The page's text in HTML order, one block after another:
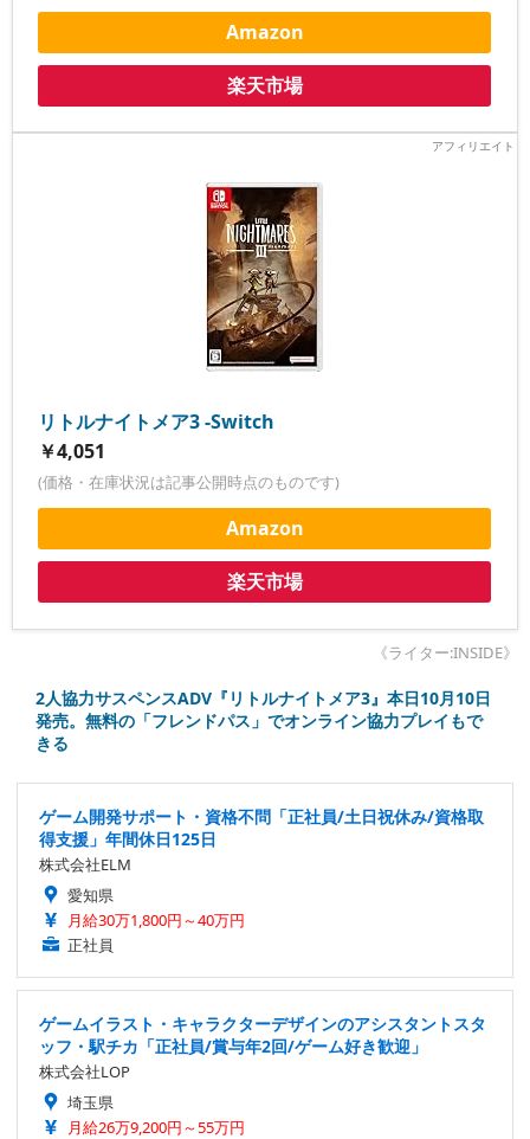
Amazon
楽天市場
リトルナイトメア3 -Switch
￥4,051
(価格・在庫状況は記事公開時点のものです)
Amazon
楽天市場
《ライター:INSIDE》
2人協力サスペンスADV『リトルナイトメア3』本日10月10日
発売。無料の「フレンドパス」でオンライン協力プレイもで
きる
ゲーム開発サポート・資格不問「正社員/土日祝休み/資格取
得支援」年間休日125日
株式会社ELM
愛知県
月給30万1,800円～40万円
正社員
ゲームイラスト・キャラクターデザインのアシスタントスタ
ッフ・駅チカ「正社員/賞与年2回/ゲーム好き歓迎」
株式会社LOP
埼玉県
月給26万9,200円～55万円